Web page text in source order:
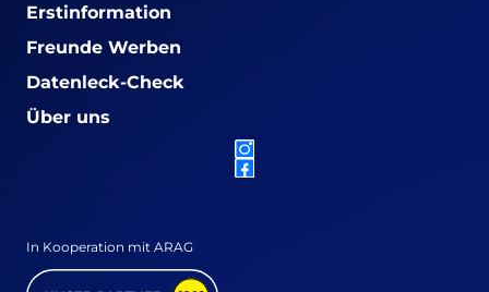
Erstinformation
Freunde Werben
Datenleck-Check
Über uns
In Kooperation mit ARAG